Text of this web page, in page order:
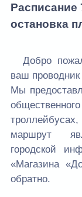
Расписание
остановка
Добро
ваш проводник
Мы
маршрут
городской
«Магазина
обратно.